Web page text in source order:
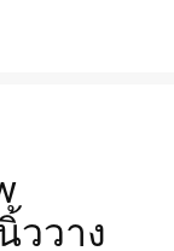
ววาง